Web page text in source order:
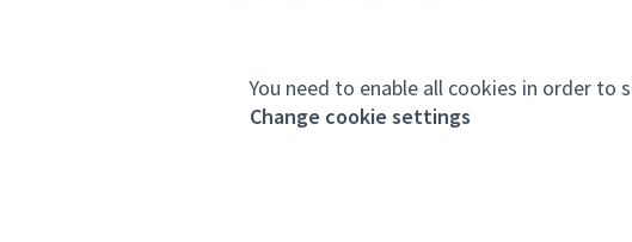
You need to enable all cookies in order to
Change cookie settings